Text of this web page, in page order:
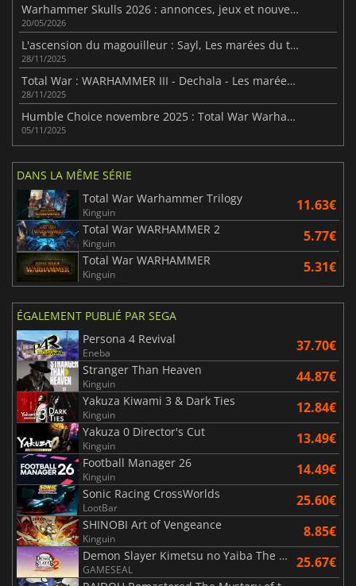
Warhammer Skulls 2026 : annonces, jeux et nouveautés majeures
20/05/2026
L'ascension du magouilleur : Sayl, Les marées du tourment
28/11/2025
Total War : WARHAMMER III - Dechala - Les marées du tourment
28/11/2025
Humble Choice novembre 2025 : Total War Warhammer III à l’affiche
05/11/2025
DANS LA MÊME SÉRIE
Total War Warhammer Trilogy
Kinguin 11.63€
Total War WARHAMMER 2
Kinguin 5.77€
Total War WARHAMMER
Kinguin 5.31€
ÉGALEMENT PUBLIÉ PAR SEGA
Persona 4 Revival
Eneba 37.70€
Stranger Than Heaven
Kinguin 44.87€
Yakuza Kiwami 3 & Dark Ties
Kinguin 12.84€
Yakuza 0 Director's Cut
Kinguin 13.49€
Football Manager 26
Kinguin 14.49€
Sonic Racing CrossWorlds
LootBar 25.60€
SHINOBI Art of Vengeance
Kinguin 8.85€
Demon Slayer Kimetsu no Yaiba The Hinokami Chronicles 2
GAMESEAL 25.67€